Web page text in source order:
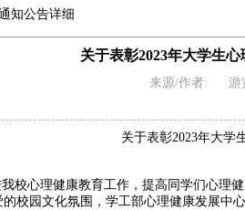
知公告详细
关于表彰2023年大学生
来源/作者: 游
关于表彰2023年大学
校心理健康教育工作，提高同学们心理
校园文化氛围，学工部心理健康发展中